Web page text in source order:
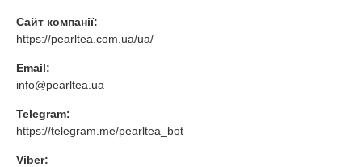
Сайт компанії:
https://pearltea.com.ua/ua/
Email:
info@pearltea.ua
Telegram:
https://telegram.me/pearltea_bot
Viber: